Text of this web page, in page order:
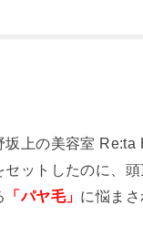
坂上の美容室
セットしたのに、
「パヤ毛」 に悩ま